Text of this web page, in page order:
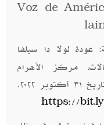
Voz de
عودة لولا دا سيلفا
مركز الأهرام
للدراسات السياسية والاستراتيجية، بتاريخ ٣١ أكتوبر ٢٠٢٢،
https://